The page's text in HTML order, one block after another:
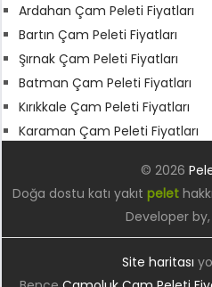
Ardahan Çam Peleti Fiyatları
Bartın Çam Peleti Fiyatları
Şırnak Çam Peleti Fiyatları
Batman Çam Peleti Fiyatları
Kırıkkale Çam Peleti Fiyatları
Karaman Çam Peleti Fiyatları
© 2026
Doğa dostu katı yakıt pelet
Developer by,
Site haritası